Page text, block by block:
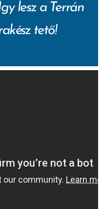
lesz a Terrán
tető!